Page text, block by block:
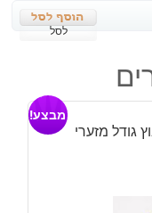
לסל
גודל מזערי
מבצע!